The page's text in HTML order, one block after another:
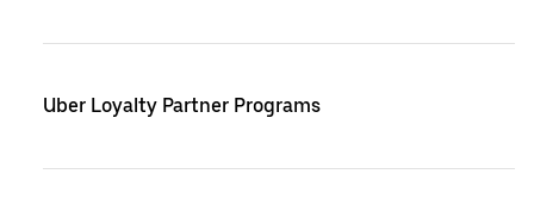
Uber Loyalty Partner Programs